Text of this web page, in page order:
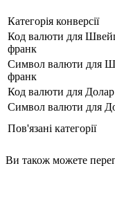
Категорія конверсії
Код валюти для
франк
Символ валюти для
франк
Код валюти для
Символ валюти для
Пов'язані категорії
Ви також можете